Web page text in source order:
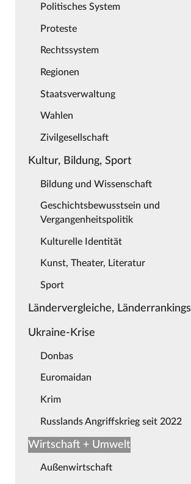
Politisches System
Proteste
Rechtssystem
Regionen
Staatsverwaltung
Wahlen
Zivilgesellschaft
Kultur, Bildung, Sport
Bildung und Wissenschaft
Geschichtsbewusstsein und
Vergangenheitspolitik
Kulturelle Identität
Kunst, Theater, Literatur
Sport
Ländervergleiche, Länderrankings
Ukraine-Krise
Donbas
Euromaidan
Krim
Russlands Angriffskrieg seit 2022
Wirtschaft + Umwelt
Außenwirtschaft